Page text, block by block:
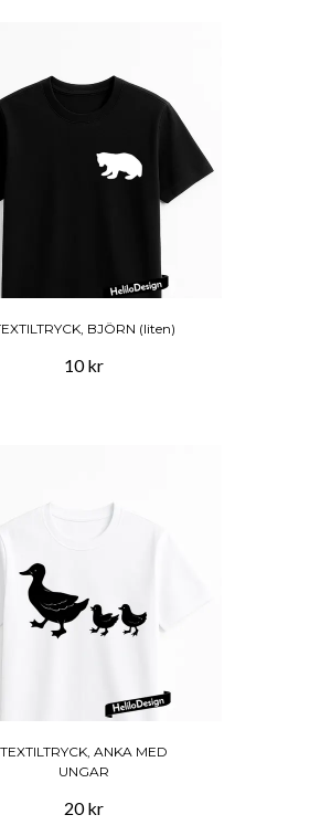
BJÖRN (liten)
10 kr
TEXTILTRYCK, ANKA MED
UNGAR
20 kr